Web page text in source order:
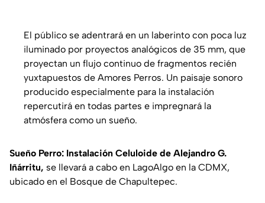
El público se adentrará en un laberinto con poca luz
iluminado por proyectos analógicos de 35 mm, que
proyectan un flujo continuo de fragmentos recién
yuxtapuestos de Amores Perros. Un paisaje sonoro
producido especialmente para la instalación
repercutirá en todas partes e impregnará la
atmósfera como un sueño.
Sueño Perro: Instalación Celuloide de Alejandro G.
Iñárritu, se llevará a cabo en LagoAlgo en la CDMX,
ubicado en el Bosque de Chapultepec.